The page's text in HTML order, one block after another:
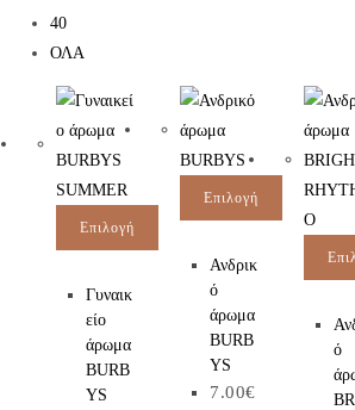
40
ΟΛΑ
Επιλογή
Γυναικ
είο
άρωμα
BURB
YS
Επιλογή
Ανδρικ
ό
άρωμα
BURB
YS
7.00€
ό